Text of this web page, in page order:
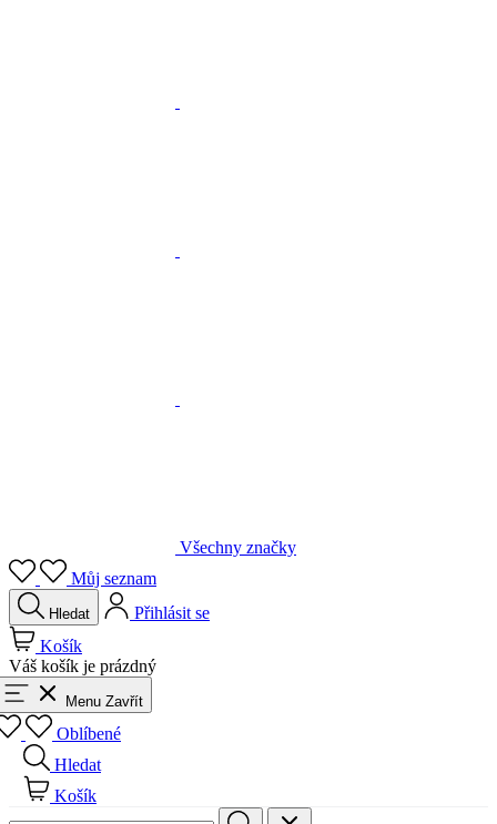
Všechny značky
Můj seznam
Hledat
Přihlásit se
Košík
Váš košík je prázdný
Menu Zavřít
Oblíbené
Hledat
Košík